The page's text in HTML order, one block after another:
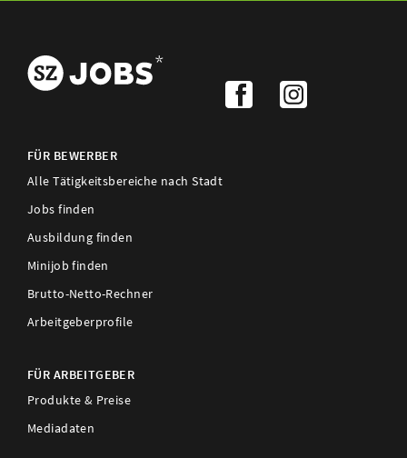
FÜR BEWERBER
Alle Tätigkeitsbereiche nach Stadt
Jobs finden
Ausbildung finden
Minijob finden
Brutto-Netto-Rechner
Arbeitgeberprofile
FÜR ARBEITGEBER
Produkte & Preise
Mediadaten